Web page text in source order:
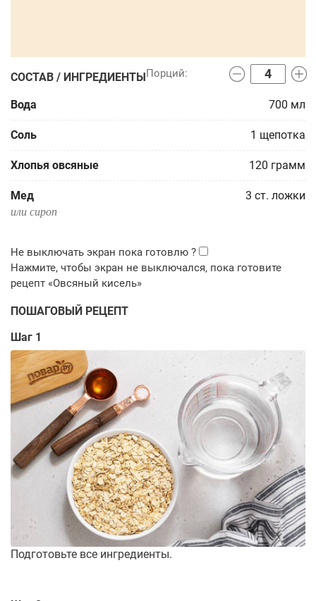
СОСТАВ / ИНГРЕДИЕНТЫ
Вода 700 мл
Соль 1 щепотка
Хлопья овсяные 120 грамм
Мед 3 ст. ложки
или сироп
ПОШАГОВЫЙ РЕЦЕПТ
Шаг 1
Подготовьте все ингредиенты.